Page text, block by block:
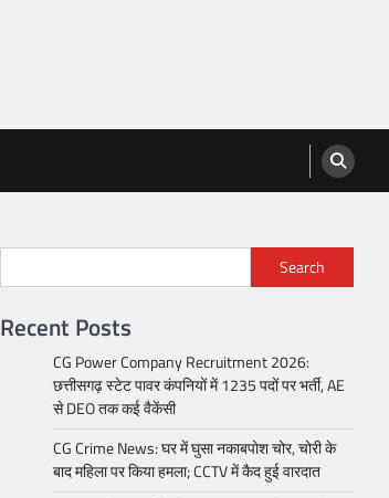
Search
Recent Posts
CG Power Company Recruitment 2026:
छत्तीसगढ़ स्टेट पावर कंपनियों में 1235 पदों पर भर्ती, AE
से DEO तक कई वैकेंसी
CG Crime News: घर में घुसा नकाबपोश चोर, चोरी के
बाद महिला पर किया हमला; CCTV में कैद हुई वारदात